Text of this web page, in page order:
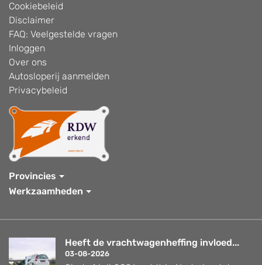
Cookiebeleid
Disclaimer
FAQ: Veelgestelde vragen
Inloggen
Over ons
Autosloperij aanmelden
Privacybeleid
Provincies
Werkzaamheden
Heeft de vrachtwagenheffing invloed...
03-08-2026